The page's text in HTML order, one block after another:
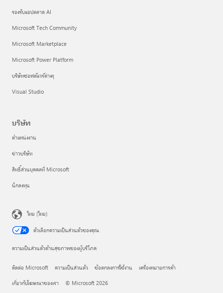
รองรับแอปตลาด AI
Microsoft Tech Community
Microsoft Marketplace
Microsoft Power Platform
บริษัทซอฟต์แวร์ต่างๆ
Visual Studio
บริษัท
ตำแหน่งงาน
ข่าวบริษัท
สิทธิ์ส่วนบุคคลที่ Microsoft
นักลงทุน
ไทย (ไทย)
ตัวเลือกความเป็นส่วนตัวของคุณ
ความเป็นส่วนตัวด้านสุขภาพของผู้บริโภค
ติดต่อ Microsoft ความเป็นส่วนตัว ข้อตกลงการใช้งาน เครื่องหมายการค้า
เกี่ยวกับโฆษณาของเรา © Microsoft 2026